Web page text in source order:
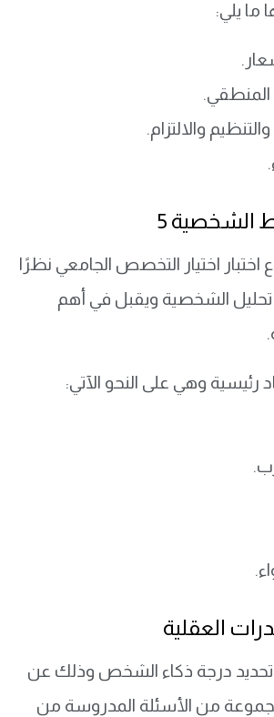
ما يلي:
المنطقي.
والالتزام.
الشخصية 5
اختبار اختيار التخصص الجامعي نظرًا
الشخصية ويقبل في أهم
العقلية
درجة ذكاء الشخص وذلك عن
من الأسئلة المدروسة من